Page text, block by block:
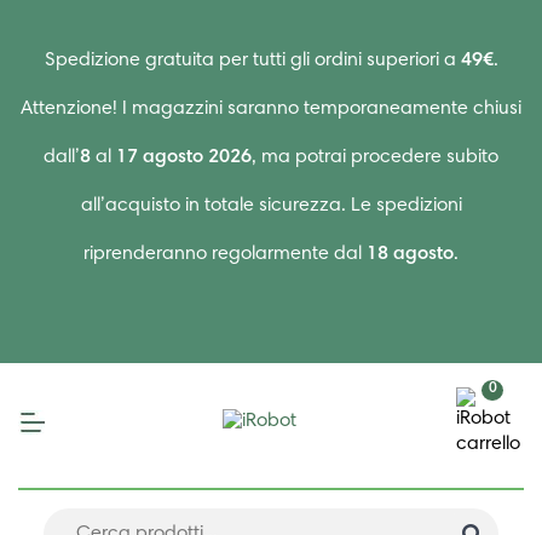
Spedizione gratuita per tutti gli ordini superiori a 49€.
Attenzione! I magazzini saranno temporaneamente chiusi
dall’8 al 17 agosto 2026, ma potrai procedere subito
all’acquisto in totale sicurezza. Le spedizioni
riprenderanno regolarmente dal 18 agosto.
0